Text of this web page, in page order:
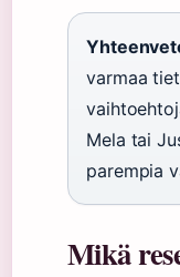
varmaa
Mela tai
parempia
Mikä